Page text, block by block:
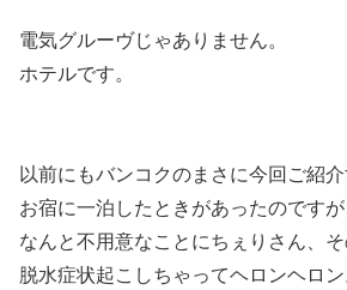
電気グルーヴじゃありません。
ホテルです。
以前にもバンコクのまさに今回ご紹介
お宿に一泊したときがあったのですが
なんと不用意なことにちぇりさん、
脱水症状起こしちゃってヘロンヘロン